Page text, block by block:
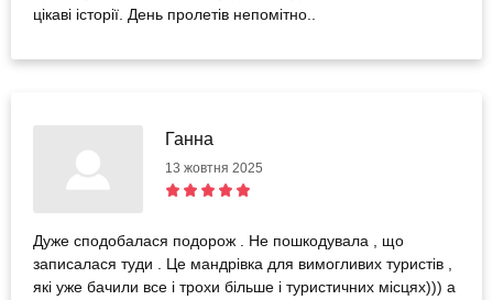
цікаві історії. День пролетів непомітно..
Ганна
13 жовтня 2025
Дуже сподобалася подорож . Не пошкодувала , що
записалася туди . Це мандрівка для вимогливих туристів ,
які уже бачили все і трохи більше і туристичних місцях))) а